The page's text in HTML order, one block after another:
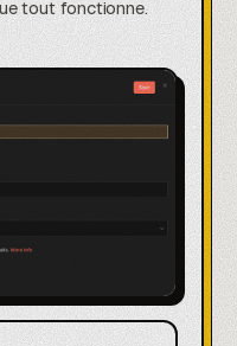
tout fonctionne.